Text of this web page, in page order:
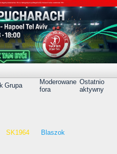
Grupa
Moderowane
fora
Ostatnio
aktywny
SK1964 Blaszok